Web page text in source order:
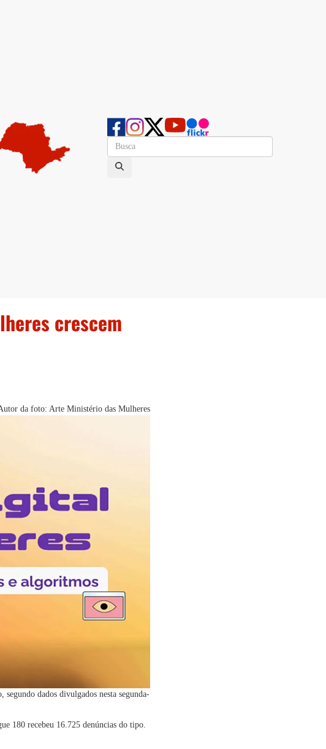
crescem
da foto: Arte Ministério das Mulheres
dados divulgados nesta segunda-
180 recebeu 16.725 denúncias do tipo.